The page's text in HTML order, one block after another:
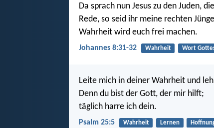
Da sprach nun Jesus zu den Juden,
Rede, so seid ihr meine rechten
Wahrheit wird euch frei machen.
Johannes 8:31-32 Wahrheit Wort
Leite mich in deiner Wahrheit und
Denn du bist der Gott, der mir hilft;
täglich harre ich dein.
Psalm 25:5 Wahrheit Lernen